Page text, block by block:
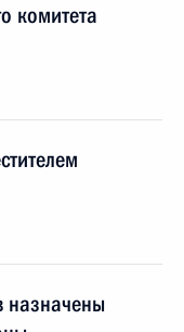
комитета
назначены